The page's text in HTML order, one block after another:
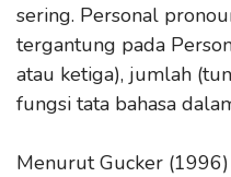
sering. Personal
tergantung pada
atau ketiga), jumlah
fungsi tata bahasa
Menurut Gucker